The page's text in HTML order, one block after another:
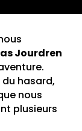
Jourdren
hasard,
nous
plusieurs